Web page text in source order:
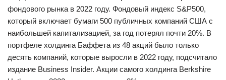
фондового рынка в 2022 году. Фондовый индекс S&P500,
который включает бумаги 500 публичных компаний США с
наибольшей капитализацией, за год потерял почти 20%. В
портфеле холдинга Баффета из 48 акций было только
десять компаний, которые выросли в 2022 году, подсчитало
издание Business Insider. Акции самого холдинга Berkshire